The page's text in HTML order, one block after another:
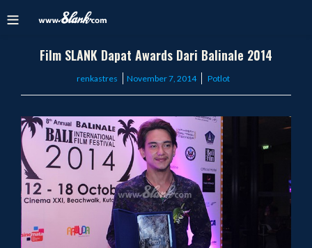
Film SLANK Dapat Awards Dari Balinale 2014
renkastres
Posted
November 7, 2014 Potlot